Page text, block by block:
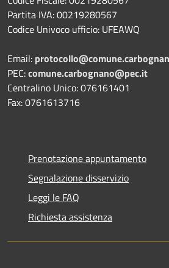
Partita IVA: 00219280567
Codice Univoco ufficio: UFEAWQ
Email:
PEC:comune.carbognano@pec.it
Centralino Unico: 076161401
Fax: 0761613716
Prenotazione appuntamento
Segnalazione disservizio
Leggi le FAQ
Richiesta assistenza